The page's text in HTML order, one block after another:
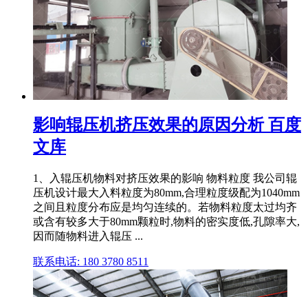
影响辊压机挤压效果的原因分析 百度
文库
1、入辊压机物料对挤压效果的影响 物料粒度 我公司辊
压机设计最大入料粒度为80mm,合理粒度级配为1040mm
之间且粒度分布应是均匀连续的。若物料粒度太过均齐
或含有较多大于80mm颗粒时,物料的密实度低,孔隙率大,
因而随物料进入辊压 ...
联系电话: 180 3780 8511